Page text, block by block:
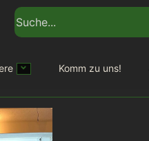
Komm zu uns!